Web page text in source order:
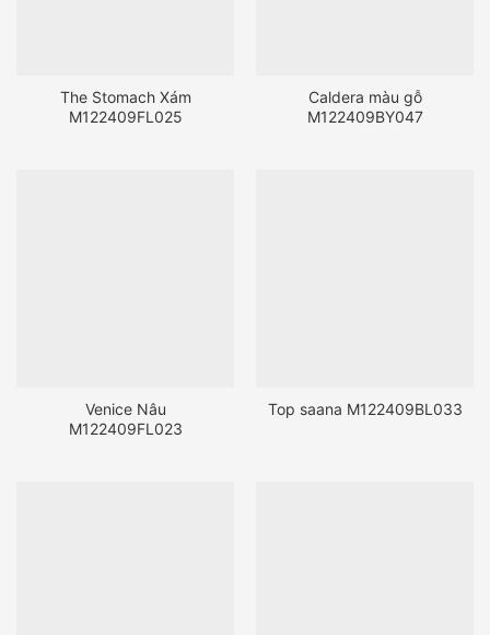
The Stomach Xám
M122409FL025
Caldera màu gỗ
M122409BY047
Venice Nâu
M122409FL023
Top saana M122409BL033